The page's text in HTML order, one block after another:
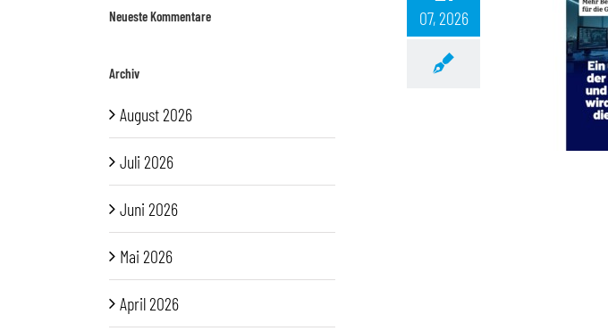
07, 2026
Neueste Kommentare
Archiv
August 2026
Juli 2026
Juni 2026
Mai 2026
April 2026